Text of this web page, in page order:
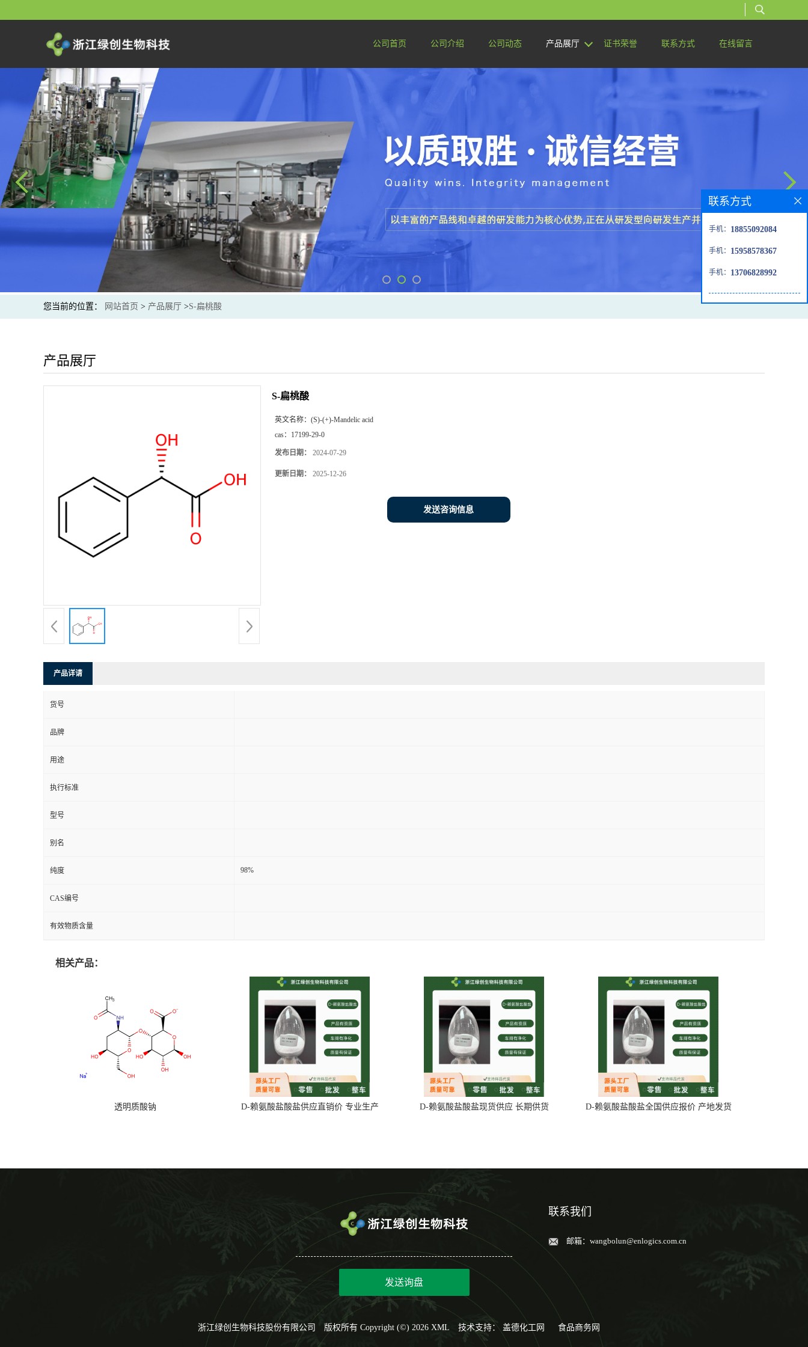
公司首页 公司介绍 公司动态 产品展厅 证书荣誉 联系方式 在线留言
您当前的位置： 网站首页 > 产品展厅 >S-扁桃酸
产品展厅
S-扁桃酸
英文名称： (S)-(+)-Mandelic acid
cas： 17199-29-0
发布日期： 2024-07-29
更新日期： 2025-12-26
发送咨询信息
产品详请
货号
品牌
用途
执行标准
型号
别名
纯度 98%
CAS编号
有效物质含量
相关产品：
透明质酸钠 D-赖氨酸盐酸盐供应直销价 专业生产 D-赖氨酸盐酸盐现货供应 长期供货 D-赖氨酸盐酸盐全国供应报价 产地发货
联系方式
手机： 18855092084
手机： 15958578367
手机： 13706828992
发送询盘
联系我们
邮箱： wangbolun@enlogics.com.cn
浙江绿创生物科技股份有限公司 版权所有 Copyright (©) 2026 XML 技术支持： 盖德化工网 食品商务网